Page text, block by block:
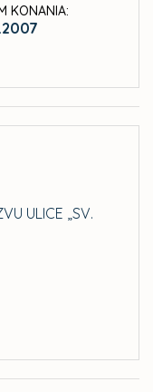
KONANIA:
ULICE „SV.